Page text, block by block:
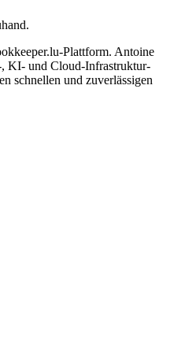
Plattform. Antoine
KI- und Cloud-Infrastruktur-
schnellen und zuverlässigen